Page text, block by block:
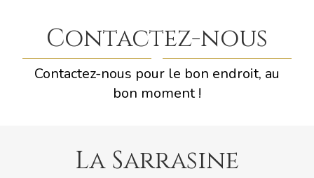
Contactez-nous
Contactez-nous pour le bon endroit, au
bon moment !
La Sarrasine